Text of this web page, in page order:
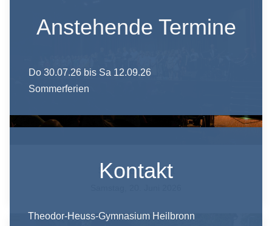
Sommerkonzert
Anstehende Termine
Do 30.07.26 bis Sa 12.09.26
Sommerferien
Kontakt
Theodor-Heuss-Gymnasium Heilbronn